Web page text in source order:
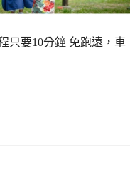
只要10分鐘 免跑遠，車